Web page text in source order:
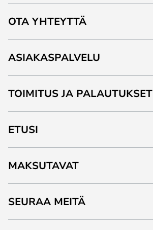
OTA YHTEYTTÄ
ASIAKASPALVELU
TOIMITUS JA PALAUTUKSET
ETUSI
MAKSUTAVAT
SEURAA MEITÄ